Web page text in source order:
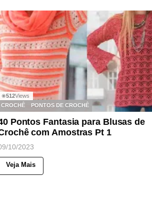
◉512Views
CROCHÊ
PONTOS DE CROCHÊ
Pontos Fantasia para Blusas de
com Amostras Pt 1
10/2023
Veja Mais